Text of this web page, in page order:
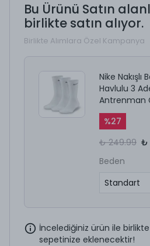
Bu Ürünü Satın
birlikte satın alıyor.
Birlikte Alımlara Özel Kampanya
Nike Nakışlı
Havlulu 3
Antrenman
%27
₺ 249.99 ₺
Beden
İncelediğiniz ürün ile
sepetinize eklenecektir!